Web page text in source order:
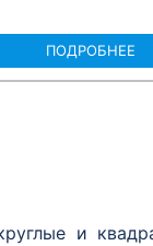
ПОДРОБНЕЕ
и